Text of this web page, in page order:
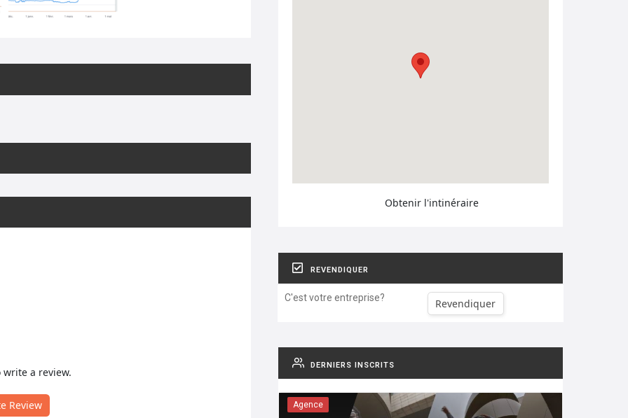
a review.
Review
Obtenir l'intinéraire
REVENDIQUER
C'est votre entreprise? Revendiquer
DERNIERS INSCRITS
Agence